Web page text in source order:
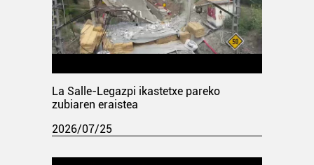
La Salle-Legazpi ikastetxe pareko
zubiaren eraistea
2026/07/25